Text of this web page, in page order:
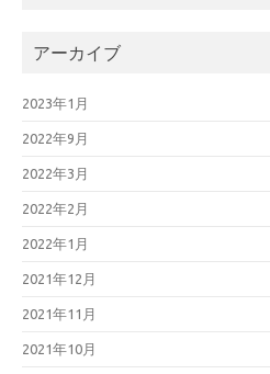
アーカイブ
2023年1月
2022年9月
2022年3月
2022年2月
2022年1月
2021年12月
2021年11月
2021年10月